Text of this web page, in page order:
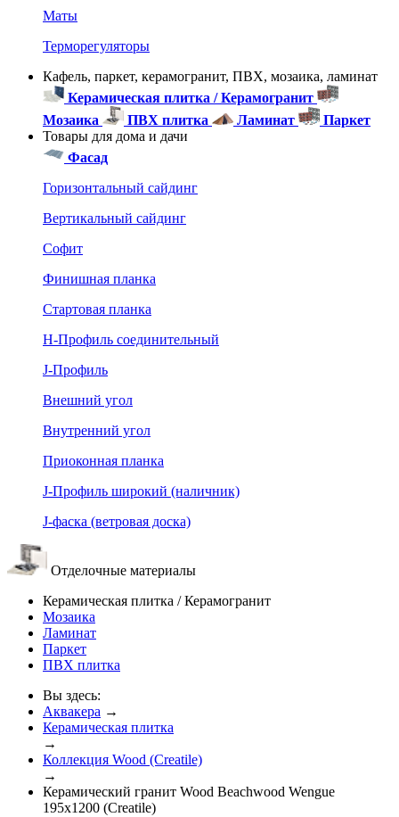
Маты
Терморегуляторы
Кафель, паркет, керамогранит, ПВХ, мозаика, ламинат
Керамическая плитка / Керамогранит
Мозаика
ПВХ плитка Ламинат
Паркет
Товары для дома и дачи
Фасад
Горизонтальный сайдинг
Вертикальный сайдинг
Софит
Финишная планка
Стартовая планка
Н-Профиль соединительный
J-Профиль
Внешний угол
Внутренний угол
Приоконная планка
J-Профиль широкий (наличник)
J-фаска (ветровая доска)
Отделочные материалы
Керамическая плитка / Керамогранит
Мозаика
Ламинат
Паркет
ПВХ плитка
Вы здесь:
Аквакера →
Керамическая плитка
→
Коллекция Wood (Creatile)
→
Керамический гранит Wood Beachwood Wengue
195x1200 (Creatile)